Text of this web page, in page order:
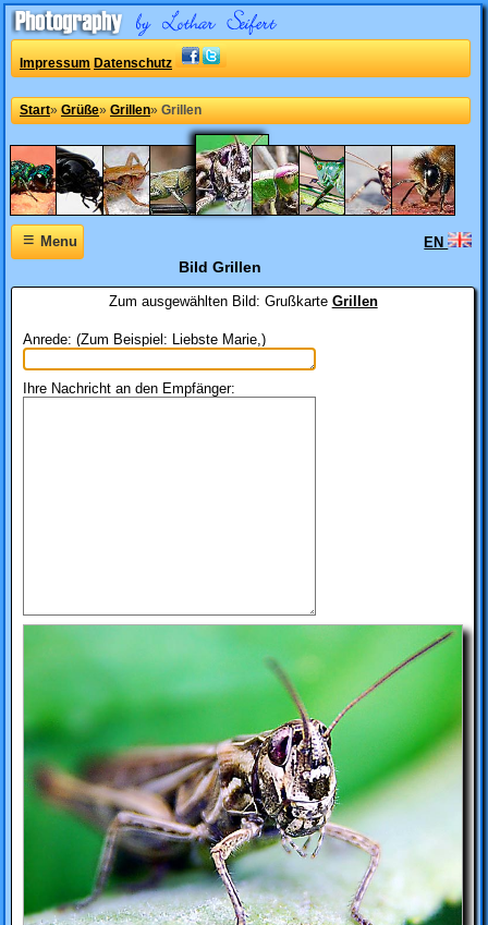
Impressum Datenschutz
Start» Grüße» Grillen» Grillen
≡Menu EN
Bild Grillen
Zum ausgewählten Bild: Grußkarte Grillen
Anrede: (Zum Beispiel: Liebste Marie,)
Ihre Nachricht an den Empfänger: